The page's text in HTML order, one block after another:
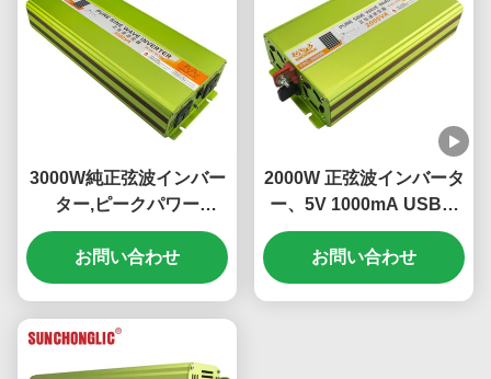
3000W純正弦波インバー
ター,ピークパワー
6000W,オフグリッド電力
ソリューションの94%効
率
お問い合わせ
2000W 正弦波インバータ
ー、5V 1000mA USB、
94% 効率 DC-AC 変換
お問い合わせ